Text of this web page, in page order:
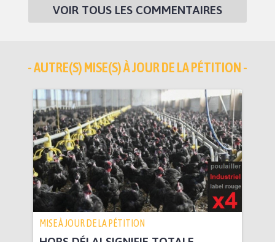
VOIR TOUS LES COMMENTAIRES
- AUTRE(S) MISE(S) À JOUR DE LA PÉTITION -
MISE À JOUR DE LA PÉTITION